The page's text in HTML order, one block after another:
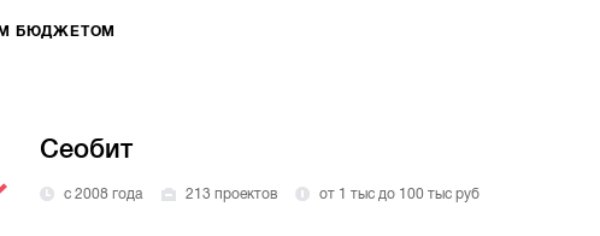
БЮДЖЕТОМ
Сеобит
с 2008 года 213 проектов от 1 тыс до 100 тыс руб